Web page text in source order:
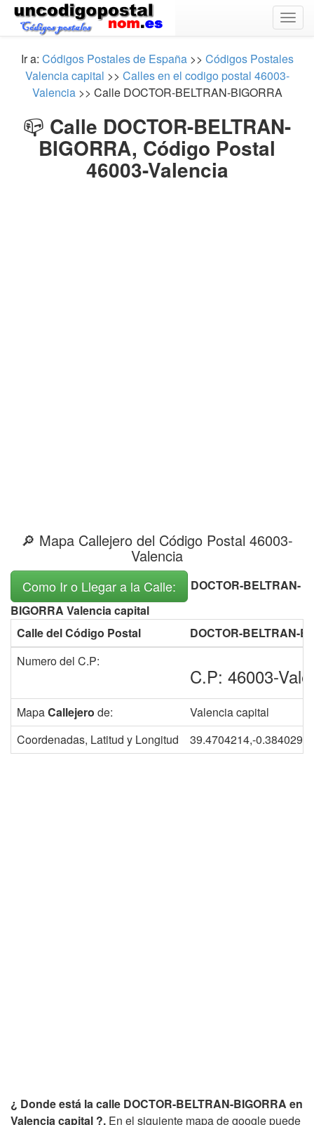
Ir a: Códigos Postales de España>> Códigos Postales
Valencia capital >> Calles en el codigo postal 46003-
Valencia>> Calle DOCTOR-BELTRAN-BIGORRA
📪 Calle DOCTOR-BELTRAN-
BIGORRA, Código Postal
46003-Valencia
🔎 Mapa Callejero del Código Postal 46003-
Valencia
Como Ir o Llegar a la Calle:
DOCTOR-BELTRAN-
BIGORRA Valencia capital
Calle del Código Postal
DOCTOR-BELTRAN-
Numero del C.P:
C.P: 46003-
MapaCallejero de:
Valencia capital
Coordenadas, Latitud y Longitud
39.4704214,-0.3840297
¿ Donde está la calle DOCTOR-BELTRAN-BIGORRA en
Valencia capital ?. En el siguiente mapa de google puede